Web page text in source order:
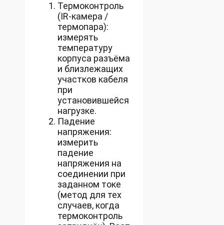
Термоконтроль
(IR-камера /
термопара):
измерять
температуру
корпуса разъёма
и близлежащих
участков кабеля
при
установившейся
нагрузке.
Падение
напряжения:
измерить
падение
напряжения на
соединении при
заданном токе
(метод для тех
случаев, когда
термоконтроль